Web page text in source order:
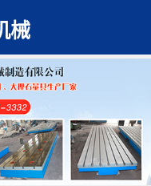
械